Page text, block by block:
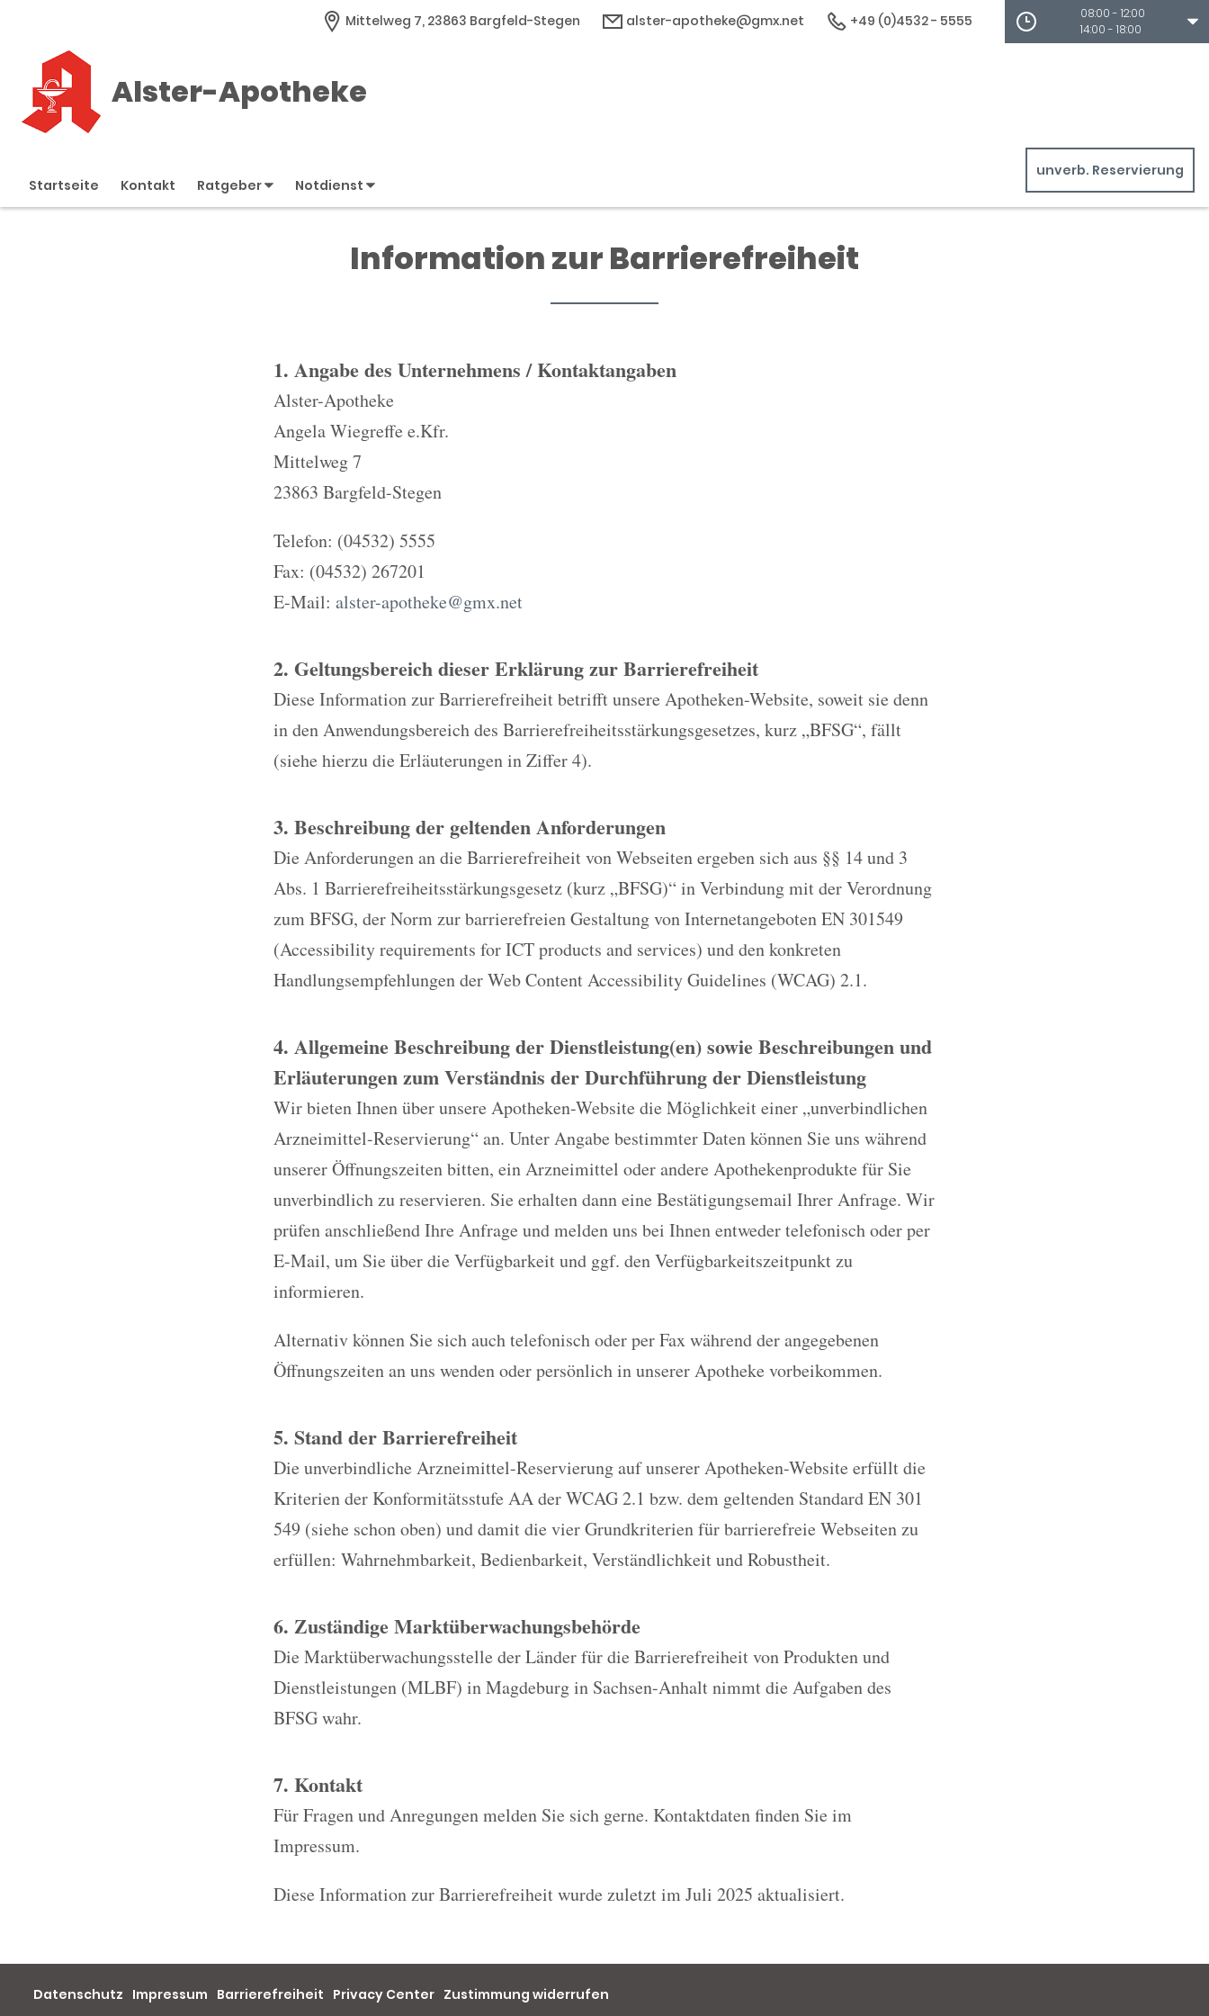
Mittelweg 7, 23863 Bargfeld-Stegen alster-apotheke@gmx.net +49 (0)4532 - 5555
08:00 - 12:00
14:00 - 18:00
Alster-Apotheke
Startseite Kontakt Ratgeber Notdienst
unverb. Reservierung
Information zur Barrierefreiheit
1. Angabe des Unternehmens / Kontaktangaben
Alster-Apotheke
Angela Wiegreffe e.Kfr.
Mittelweg 7
23863 Bargfeld-Stegen
Telefon: (04532) 5555
Fax: (04532) 267201
E-Mail: alster-apotheke@gmx.net
2. Geltungsbereich dieser Erklärung zur Barrierefreiheit
Diese Information zur Barrierefreiheit betrifft unsere Apotheken-Website, soweit sie denn
in den Anwendungsbereich des Barrierefreiheitsstärkungsgesetzes, kurz „BFSG“, fällt
(siehe hierzu die Erläuterungen in Ziffer 4).
3. Beschreibung der geltenden Anforderungen
Die Anforderungen an die Barrierefreiheit von Webseiten ergeben sich aus §§ 14 und 3
Abs. 1 Barrierefreiheitsstärkungsgesetz (kurz „BFSG)“ in Verbindung mit der Verordnung
zum BFSG, der Norm zur barrierefreien Gestaltung von Internetangeboten EN 301549
(Accessibility requirements for ICT products and services) und den konkreten
Handlungsempfehlungen der Web Content Accessibility Guidelines (WCAG) 2.1.
4. Allgemeine Beschreibung der Dienstleistung(en) sowie Beschreibungen und
Erläuterungen zum Verständnis der Durchführung der Dienstleistung
Wir bieten Ihnen über unsere Apotheken-Website die Möglichkeit einer „unverbindlichen
Arzneimittel-Reservierung“ an. Unter Angabe bestimmter Daten können Sie uns während
unserer Öffnungszeiten bitten, ein Arzneimittel oder andere Apothekenprodukte für Sie
unverbindlich zu reservieren. Sie erhalten dann eine Bestätigungsemail Ihrer Anfrage. Wir
prüfen anschließend Ihre Anfrage und melden uns bei Ihnen entweder telefonisch oder per
E-Mail, um Sie über die Verfügbarkeit und ggf. den Verfügbarkeitszeitpunkt zu
informieren.
Alternativ können Sie sich auch telefonisch oder per Fax während der angegebenen
Öffnungszeiten an uns wenden oder persönlich in unserer Apotheke vorbeikommen.
5. Stand der Barrierefreiheit
Die unverbindliche Arzneimittel-Reservierung auf unserer Apotheken-Website erfüllt die
Kriterien der Konformitätsstufe AA der WCAG 2.1 bzw. dem geltenden Standard EN 301
549 (siehe schon oben) und damit die vier Grundkriterien für barrierefreie Webseiten zu
erfüllen: Wahrnehmbarkeit, Bedienbarkeit, Verständlichkeit und Robustheit.
6. Zuständige Marktüberwachungsbehörde
Die Marktüberwachungsstelle der Länder für die Barrierefreiheit von Produkten und
Dienstleistungen (MLBF) in Magdeburg in Sachsen-Anhalt nimmt die Aufgaben des
BFSG wahr.
7. Kontakt
Für Fragen und Anregungen melden Sie sich gerne. Kontaktdaten finden Sie im
Impressum.
Diese Information zur Barrierefreiheit wurde zuletzt im Juli 2025 aktualisiert.
Datenschutz Impressum Barrierefreiheit Privacy Center Zustimmung widerrufen